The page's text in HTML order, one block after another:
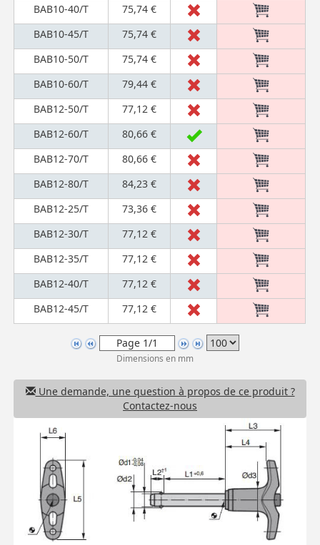
BAB10-40/T
75,74 €
BAB10-45/T
75,74 €
BAB10-50/T
75,74 €
BAB10-60/T
79,44 €
BAB12-50/T
77,12 €
BAB12-60/T
80,66 €
BAB12-70/T
80,66 €
BAB12-80/T
84,23 €
BAB12-25/T
73,36 €
BAB12-30/T
77,12 €
BAB12-35/T
77,12 €
BAB12-40/T
77,12 €
BAB12-45/T
77,12 €
Dimensions en mm
Une demande, une question à propos de ce produit ?
Contactez-nous